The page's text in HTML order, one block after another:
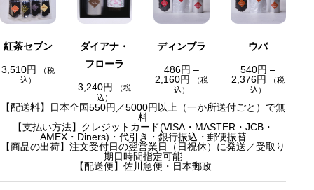
紅茶セブン
3,510円
（税
込）
ダイアナ・
フローラ
3,240円
（税
込）
ディンブラ
486円 –
2,160円価
:
8
6
円
2
（税
込）
ウバ
540円 –
2,376円 価
:
4
円
（税
込）
【配送料】日本全国550円／5000円以上（一か所送付ごと）で無
料
【支払い方法】クレジットカード(VISA・MASTER・JCB・
AMEX・Diners)・代引き・銀行振込・郵便振替
【商品の出荷】注文受付日の翌営業日（日祝休）に発送／受取り
期日時間指定可能
【配送便】佐川急便・日本郵政